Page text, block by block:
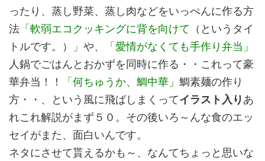
ったり、蒸し野菜、蒸し肉などをいっぺんに作る方
法 「軟弱エコクッキングに背を向けて （というタイ
トルです。）
」 や、
「愛情がなくても手作り弁当」
人鍋でごはんとおかずを同時に作る・・これって豪
華弁当！！
「何ちゅうか、鯛中華」 鯛素麺の作り
方・・、という風に飛ばしまくってイラスト入りあ
れこれ解説がまず５０。その後いろ～んな食のエッ
セイがまた、面白いんです。
ネタにさせて貰えるかも～、なんてちょっと思いな